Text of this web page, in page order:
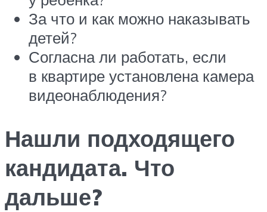
За что и как можно наказывать
детей?
Согласна ли работать, если
в квартире установлена камера
видеонаблюдения?
Нашли подходящего
кандидата. Что
дальше?